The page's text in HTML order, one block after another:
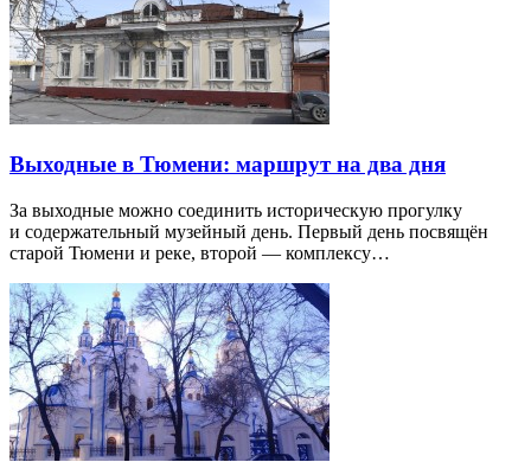
Выходные в Тюмени: маршрут на два дня
За выходные можно соединить историческую прогулку
и содержательный музейный день. Первый день посвящён
старой Тюмени и реке, второй — комплексу…